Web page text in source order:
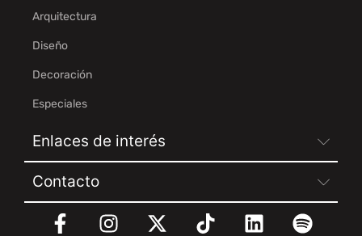
Arquitectura
Diseño
Decoración
Especiales
Enlaces de interés
Contacto